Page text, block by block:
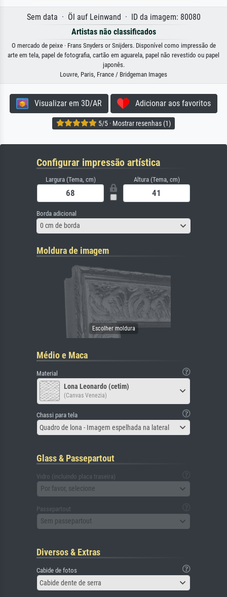
Sem data · Öl auf Leinwand · ID da imagem: 80080
Artistas não classificados
O mercado de peixe · Frans Snyders or Snijders. Disponível como impressão de
arte em tela, papel de fotografia, cartão em aguarela, papel não revestido ou papel
japonês.
Louvre, Paris, France / Bridgeman Images
Visualizar em 3D/AR Adicionar aos favoritos
5/5 · Mostrar resenhas (1)
Configurar impressão artística
Largura (Tema, cm) Altura (Tema, cm)
Borda adicional
0 cm de borda
Moldura de imagem
Médio e Maca
Material
Lona Leonardo (cetim)
(Canvas Venezia)
Chassi para tela
Quadro de lona - Imagem espelhada na lateral
Glass & Passepartout
Vidro (incluindo placa traseira)
Por favor, selecione
Passepartout
Sem passepartout
Diversos & Extras
Cabide de fotos
Cabide dente de serra